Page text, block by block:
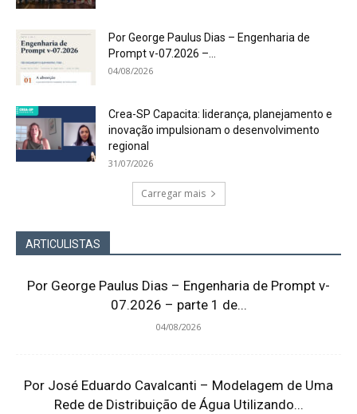
Por George Paulus Dias – Engenharia de
Prompt v-07.2026 –...
04/08/2026
Crea-SP Capacita: liderança, planejamento e
inovação impulsionam o desenvolvimento
regional
31/07/2026
Carregar mais
ARTICULISTAS
Por George Paulus Dias – Engenharia de Prompt v-
07.2026 – parte 1 de...
04/08/2026
Por José Eduardo Cavalcanti – Modelagem de Uma
Rede de Distribuição de Água Utilizando...